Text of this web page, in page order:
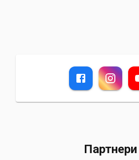
Партнери